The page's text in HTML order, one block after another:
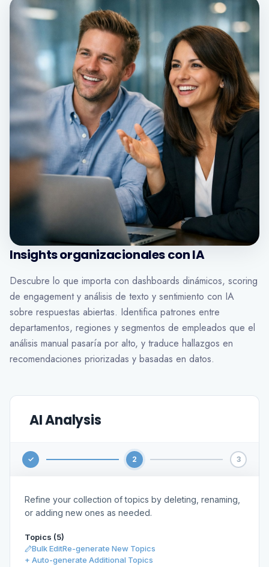
Insights organizacionales con IA
Descubre lo que importa con dashboards dinámicos, scoring
de engagement y análisis de texto y sentimiento con IA
sobre respuestas abiertas. Identifica patrones entre
departamentos, regiones y segmentos de empleados que el
análisis manual pasaría por alto, y traduce hallazgos en
recomendaciones priorizadas y basadas en datos.
AI Analysis
✓ 2 3
Refine your collection of topics by deleting, renaming,
or adding new ones as needed.
Topics (6)
Bulk EditRe-generate New Topics
+ Auto-generate Additional Topics